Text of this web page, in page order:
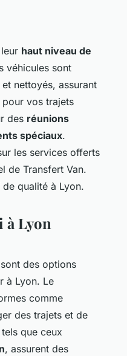
haut niveau de
véhicules sont
et nettoyés, assurant
pour vos trajets
des réunions
spéciaux.
les services offerts
de Transfert Van.
qualité à Lyon.
à Lyon
sont des options
à Lyon. Le
comme
des trajets et de
que ceux
, assurent des